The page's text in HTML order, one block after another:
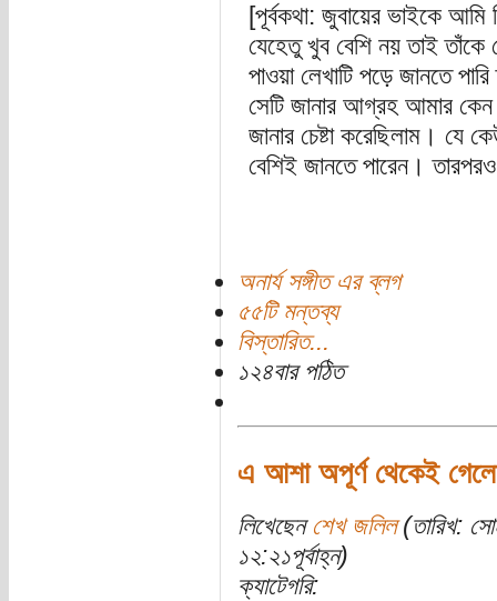
[পূর্বকথা: জুবায়ের ভাইকে
যেহেতু খুব বেশি নয় তাই তাঁকে
পাওয়া লেখাটি পড়ে জানতে
সেটি জানার আগ্রহ আমার
জানার চেষ্টা করেছিলাম। যে
বেশিই জানতে পারেন।
অনার্য সঙ্গীত এর ব্লগ
৫৫টি মন্তব্য
বিস্তারিত...
১২৪বার পঠিত
এ আশা অপূর্ণ থেকেই
লিখেছেন শেখ জলিল(তারিখ:
১২:২১পূর্বাহ্ন)
ক্যাটেগরি: